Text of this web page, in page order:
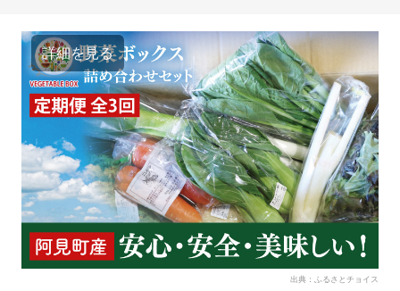
詳細を見る
出典：ふるさとチョイス